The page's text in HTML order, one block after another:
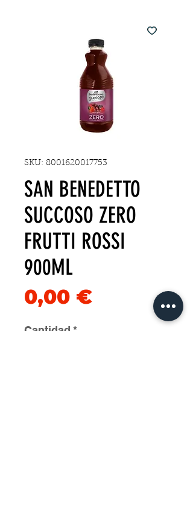
SKU: 8001620017753
SAN BENEDETTO
SUCCOSO ZERO
FRUTTI ROSSI
900ML
0,00 €Precio
Cantidad *